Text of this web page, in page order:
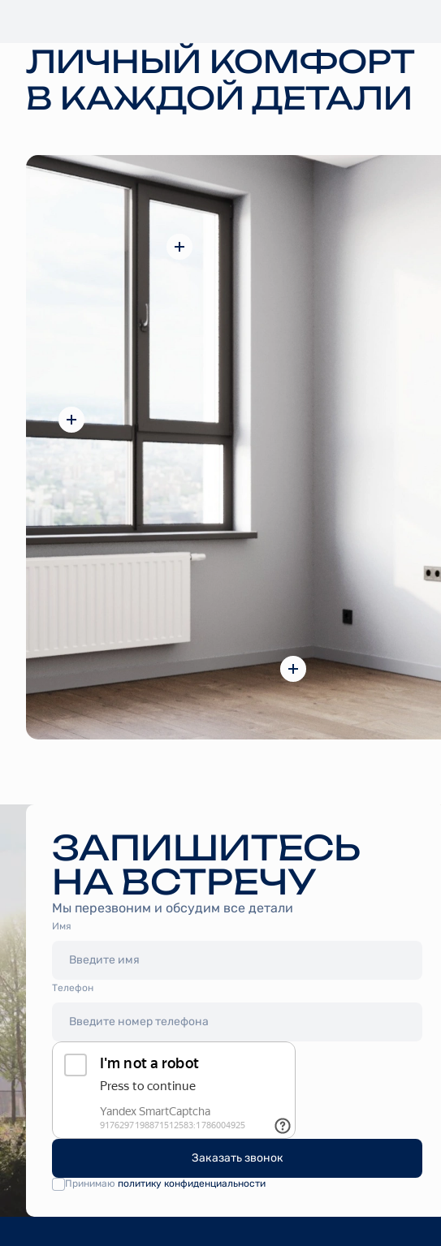
ЛИЧНЫЙ КОМФОРТ
В КАЖДОЙ ДЕТАЛИ
ЗАПИШИТЕСЬ
НА ВСТРЕЧУ
Мы перезвоним и обсудим все детали
Имя
Tелефон
Заказать звонок
Принимаю политику конфиденциальности